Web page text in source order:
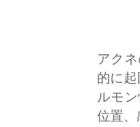
アク
的に
ルモ
位置